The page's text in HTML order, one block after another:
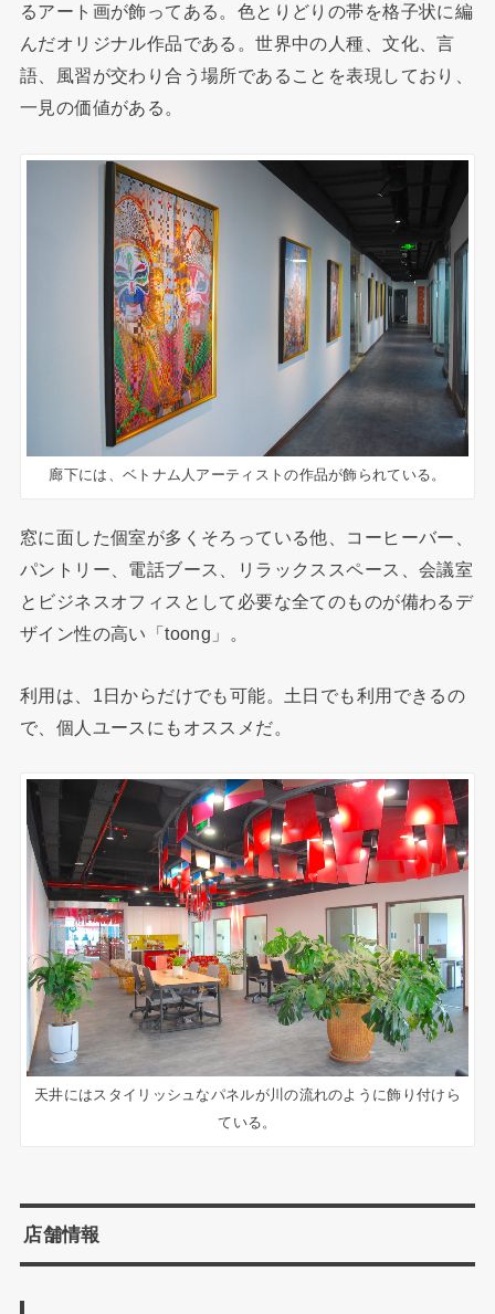
るアート画が飾ってある。色とりどりの帯を格子状に編
んだオリジナル作品である。世界中の人種、文化、言
語、風習が交わり合う場所であることを表現しており、
一見の価値がある。
廊下には、ベトナム人アーティストの作品が飾られている。
窓に面した個室が多くそろっている他、コーヒーバー、
パントリー、電話ブース、リラックススペース、会議室
とビジネスオフィスとして必要な全てのものが備わるデ
ザイン性の高い「toong」。
利用は、1日からだけでも可能。土日でも利用できるの
で、個人ユースにもオススメだ。
天井にはスタイリッシュなパネルが川の流れのように飾り付けら
ている。
店舗情報